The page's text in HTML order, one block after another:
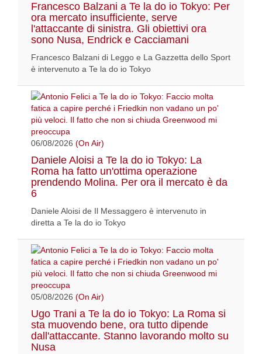
Francesco Balzani a Te la do io Tokyo: Per
ora mercato insufficiente, serve
l'attaccante di sinistra. Gli obiettivi ora
sono Nusa, Endrick e Cacciamani
Francesco Balzani di Leggo e La Gazzetta dello Sport
è intervenuto a Te la do io Tokyo
06/08/2026 (On Air)
Daniele Aloisi a Te la do io Tokyo: La
Roma ha fatto un'ottima operazione
prendendo Molina. Per ora il mercato è da
6
Daniele Aloisi de Il Messaggero è intervenuto in
diretta a Te la do io Tokyo
05/08/2026 (On Air)
Ugo Trani a Te la do io Tokyo: La Roma si
sta muovendo bene, ora tutto dipende
dall'attaccante. Stanno lavorando molto su
Nusa